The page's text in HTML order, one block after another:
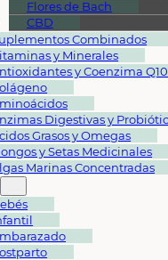
Flores de Bach
CBD
Combinados
y Minerales
y Coenzima Q10
Digestivas y
Grasos y Omegas
y Setas Medicinales
Marinas Concentradas